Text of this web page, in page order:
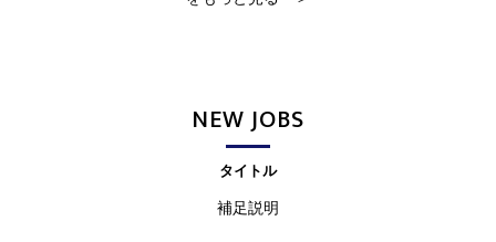
タイトル
NEW JOBS
補足説明